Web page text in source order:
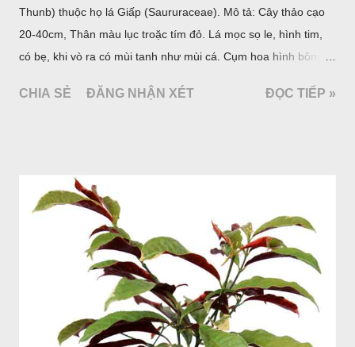
Thunb) thuộc họ lá Giấp (Saururaceae). Mô tả: Cây thảo cạo
20-40cm, Thân màu lục troặc tím đỏ. Lá mọc sọ le, hình tim,
có bẹ, khi vò ra có mùi tanh như mùi cá. Cụm hoa hình bông
nhạt. Hạt hình trái xoan nhẵn. Mùa hoa quả: tháng 5 – 7.
CHIA SẺ ĐĂNG NHẬN XÉT ĐỌC TIẾP »